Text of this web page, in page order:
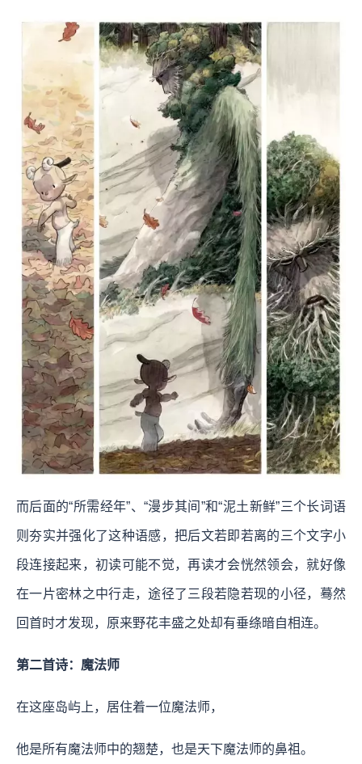
而后面的“所需经年”、“漫步其间”和“泥土新鲜”三个长词语
则夯实并强化了这种语感，把后文若即若离的三个文字小
段连接起来，初读可能不觉，再读才会恍然领会，就好像
在一片密林之中行走，途径了三段若隐若现的小径，蓦然
回首时才发现，原来野花丰盛之处却有垂绦暗自相连。
第二首诗：魔法师
在这座岛屿上，居住着一位魔法师，
他是所有魔法师中的翘楚，也是天下魔法师的鼻祖。